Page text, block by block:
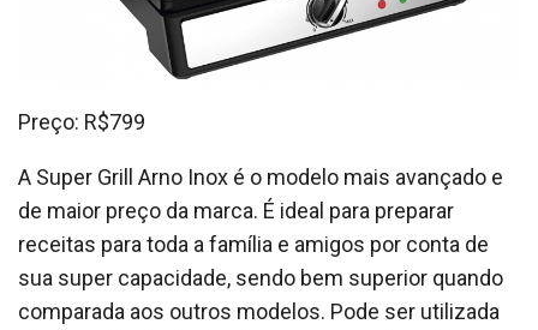
Preço: R$799
A Super Grill Arno Inox é o modelo mais avançado e
de maior preço da marca. É ideal para preparar
receitas para toda a família e amigos por conta de
sua super capacidade, sendo bem superior quando
comparada aos outros modelos. Pode ser utilizada